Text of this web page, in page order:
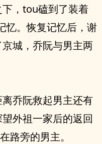
，tou磕到了装着
忆。恢复记忆后，谢
城，乔阮与男主两
阮救起男主‮有还‬
外祖一家后的返回
在路旁的男主。